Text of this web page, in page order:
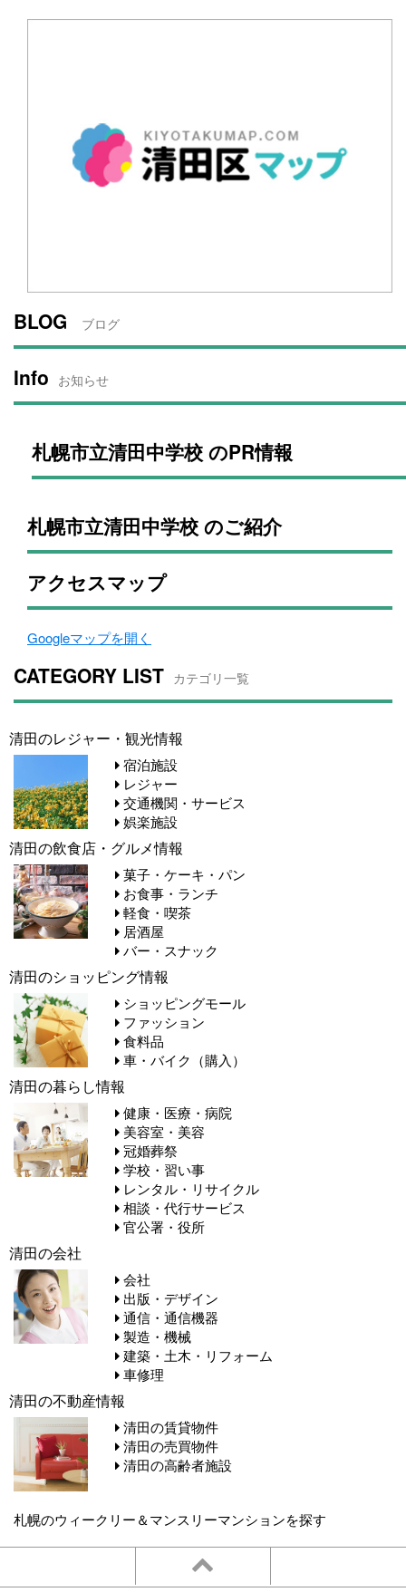
BLOG ブログ
Info お知らせ
札幌市立清田中学校 のPR情報
札幌市立清田中学校 のご紹介
アクセスマップ
Googleマップを開く
CATEGORY LIST カテゴリ一覧
清田のレジャー・観光情報
宿泊施設
レジャー
交通機関・サービス
娯楽施設
清田の飲食店・グルメ情報
菓子・ケーキ・パン
お食事・ランチ
軽食・喫茶
居酒屋
バー・スナック
清田のショッピング情報
ショッピングモール
ファッション
食料品
車・バイク（購入）
清田の暮らし情報
健康・医療・病院
美容室・美容
冠婚葬祭
学校・習い事
レンタル・リサイクル
相談・代行サービス
官公署・役所
清田の会社
会社
出版・デザイン
通信・通信機器
製造・機械
建築・土木・リフォーム
車修理
清田の不動産情報
清田の賃貸物件
清田の売買物件
清田の高齢者施設
札幌のウィークリー＆マンスリーマンションを探す